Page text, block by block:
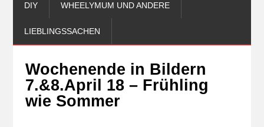
DIY WHEELYMUM UND ANDERE
LIEBLINGSSACHEN
Wochenende in Bildern
7.&8.April 18 – Frühling
wie Sommer